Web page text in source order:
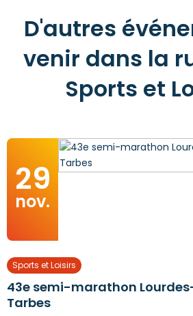
D'autres
venir dans la
Sports et
29
nov.
Sports et Loisirs
43e semi-marathon
Tarbes